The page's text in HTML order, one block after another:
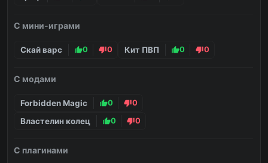
С мини-играми
Скай варс 0 0 Кит ПВП 0 0
С модами
Forbidden Magic 0 0
Властелин колец 0 0
С плагинами